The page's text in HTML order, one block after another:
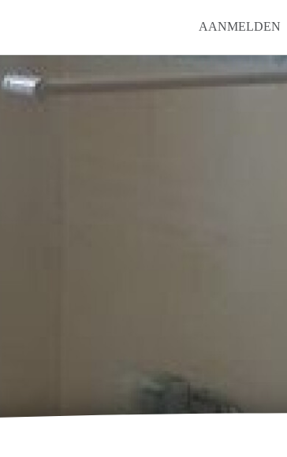
AANMELDEN